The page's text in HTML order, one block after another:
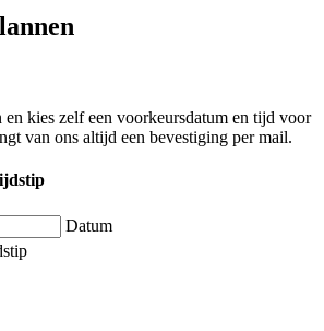
kies zelf een voorkeursdatum en tijd voor
van ons altijd een bevestiging per mail.
Datum